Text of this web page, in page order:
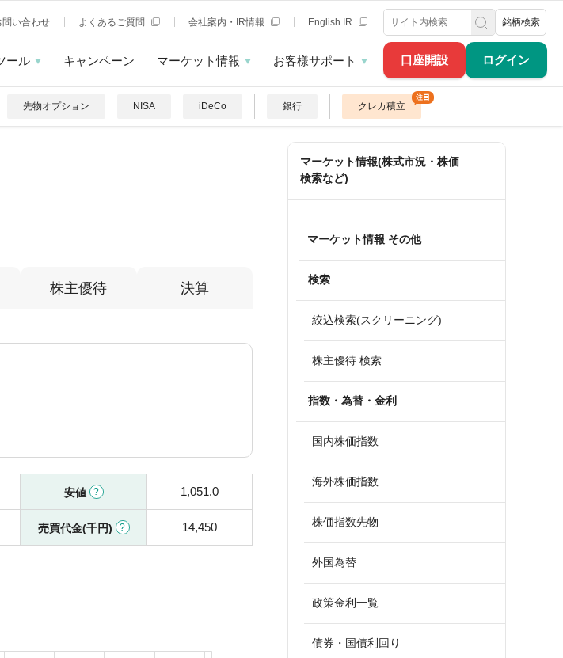
口座開設 ログイン
問い合わせ よくあるご質問 会社案内・IR情報 English IR 銘柄検索
ール キャンペーン マーケット情報 お客様サポート
先物オプション NISA iDeCo 銀行 クレカ積立
株主優待 決算
安値 1,051.0
売買代金(千円) 14,450
マーケット情報(株式市況・株価
検索など)
マーケット情報 その他
検索
絞込検索(スクリーニング)
株主優待 検索
指数・為替・金利
国内株価指数
海外株価指数
株価指数先物
外国為替
政策金利一覧
債券・国債利回り